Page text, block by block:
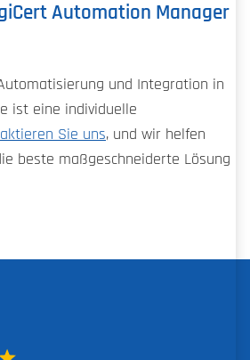
Automation Manager
und Integration in
ist eine individuelle
Sie uns, und wir helfen
beste maßgeschneiderte Lösung